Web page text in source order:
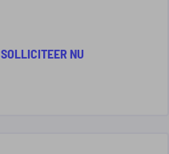
SOLLICITEER NU